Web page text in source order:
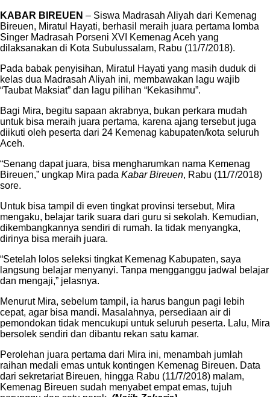
KABAR BIREUEN – Siswa Madrasah Aliyah dari Kemenag
Bireuen, Miratul Hayati, berhasil meraih juara pertama lomba
Singer Madrasah Porseni XVI Kemenag Aceh yang
dilaksanakan di Kota Subulussalam, Rabu (11/7/2018).
Pada babak penyisihan, Miratul Hayati yang masih duduk di
kelas dua Madrasah Aliyah ini, membawakan lagu wajib
“Taubat Maksiat” dan lagu pilihan “Kekasihmu”.
Bagi Mira, begitu sapaan akrabnya, bukan perkara mudah
untuk bisa meraih juara pertama, karena ajang tersebut juga
diikuti oleh peserta dari 24 Kemenag kabupaten/kota seluruh
Aceh.
“Senang dapat juara, bisa mengharumkan nama Kemenag
Bireuen,” ungkap Mira pada Kabar Bireuen, Rabu (11/7/2018)
sore.
Untuk bisa tampil di even tingkat provinsi tersebut, Mira
mengaku, belajar tarik suara dari guru si sekolah. Kemudian,
dikembangkannya sendiri di rumah. Ia tidak menyangka,
dirinya bisa meraih juara.
“Setelah lolos seleksi tingkat Kemenag Kabupaten, saya
langsung belajar menyanyi. Tanpa mengganggu jadwal belajar
dan mengaji,” jelasnya.
Menurut Mira, sebelum tampil, ia harus bangun pagi lebih
cepat, agar bisa mandi. Masalahnya, persediaan air di
pemondokan tidak mencukupi untuk seluruh peserta. Lalu, Mira
bersolek sendiri dan dibantu rekan satu kamar.
Perolehan juara pertama dari Mira ini, menambah jumlah
raihan medali emas untuk kontingen Kemenag Bireuen. Data
dari sekretariat Bireuen, hingga Rabu (11/7/2018) malam,
Kemenag Bireuen sudah menyabet empat emas, tujuh